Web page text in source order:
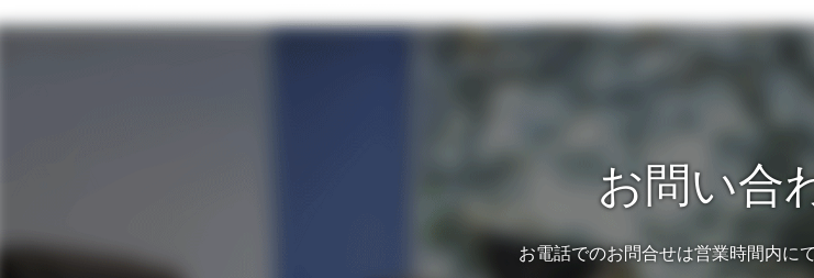
お問い合
お電話でのお問合せは営業時間内に